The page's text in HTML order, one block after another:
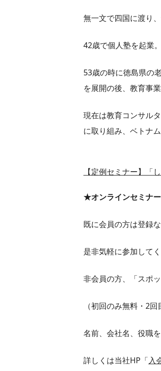
無一文で四国に渡り
42歳で個人塾を起業
53歳の時に徳島県の
を展開の後、教育事
現在は教育コンサル
に取り組み、ベトナ
【定例セミナー】「
★オンラインセミナ
既に会員の方は登録
是非気軽に参加してく
非会員の方、「スポ
（初回のみ無料・2
名前、会社名、役職
詳しくは当社HP「入